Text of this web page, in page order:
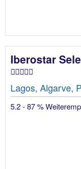
Iberostar
Lagos, Algarve,
5.2 - 87 %